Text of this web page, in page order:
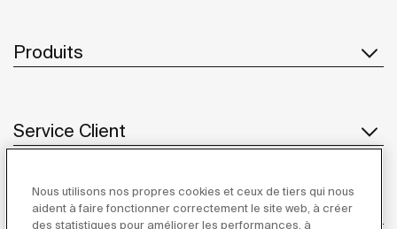
Produits
Service Client
À propos de Roca
Nous utilisons nos propres cookies et ceux de tiers qui nous
aident à faire fonctionner correctement le site web, à créer
des statistiques pour améliorer les performances, à